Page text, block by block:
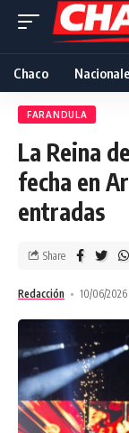
Chaco
FARANDULA
La Reina
fecha en
entradas
Redacción 10/06/2026
Share